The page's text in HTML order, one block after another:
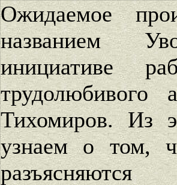
Ожидаемое
названием
инициативе
Тихомиров. Из
узнаем о том,